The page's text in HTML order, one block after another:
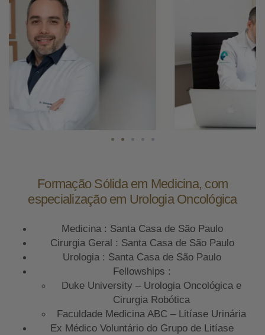
Formação Sólida em Medicina, com
especialização em Urologia Oncológica
Medicina : Santa Casa de São Paulo
Cirurgia Geral : Santa Casa de São Paulo
Urologia : Santa Casa de São Paulo
Fellowships :
Duke University – Urologia Oncológica e
Cirurgia Robótica
Faculdade Medicina ABC – Litíase Urinária
Ex Médico Voluntário do Grupo de Litíase